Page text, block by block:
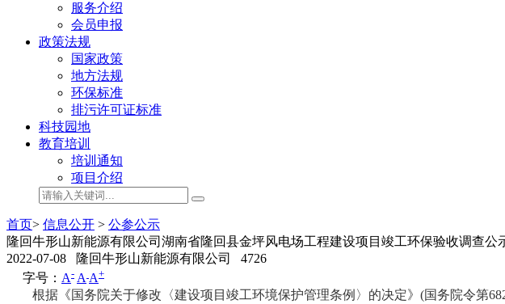
服务介绍
会员申报
政策法规
国家政策
地方法规
环保标准
排污许可证标准
科技园地
教育培训
培训通知
项目介绍
首页> 信息公开 > 公参公示
隆回牛形山新能源有限公司湖南省隆回县金坪风电场工程建设项目竣工环保验收调查公
2022-07-08 隆回牛形山新能源有限公司 4726
字号： A- A A+
根据《国务院关于修改〈建设项目竣工环境保护管理条例〉的决定》(国务院令第